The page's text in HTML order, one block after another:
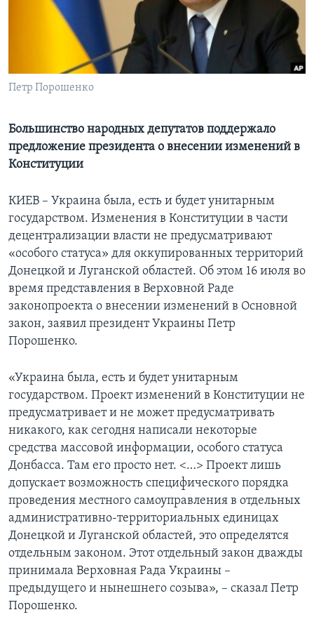
Learning English
СОЦИАЛЬНЫЕ СЕТИ
Языки
Петр Порошенко
Большинство народных депутатов поддержало
предложение президента о внесении изменений в
Конституции
КИЕВ – Украина была, есть и будет унитарным
государством. Изменения в Конституции в части
децентрализации власти не предусматривают
«особого статуса» для оккупированных территорий
Донецкой и Луганской областей. Об этом 16 июля во
время представления в Верховной Раде
законопроекта о внесении изменений в Основной
закон, заявил президент Украины Петр
Порошенко.
«Украина была, есть и будет унитарным
государством. Проект изменений в Конституции не
предусматривает и не может предусматривать
никакого, как сегодня написали некоторые
средства массовой информации, особого статуса
Донбасса. Там его просто нет. <…> Проект лишь
допускает возможность специфического порядка
проведения местного самоуправления в отдельных
административно-территориальных единицах
Донецкой и Луганской областей, это определятся
отдельным законом. Этот отдельный закон дважды
принимала Верховная Рада Украины –
предыдущего и нынешнего созыва», – сказал Петр
Порошенко.